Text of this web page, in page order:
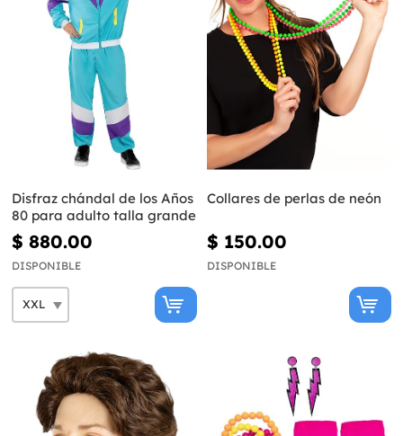
Disfraz chándal de los Años
80 para adulto talla grande
$ 880.00
DISPONIBLE
Collares de perlas de neón
$ 150.00
DISPONIBLE